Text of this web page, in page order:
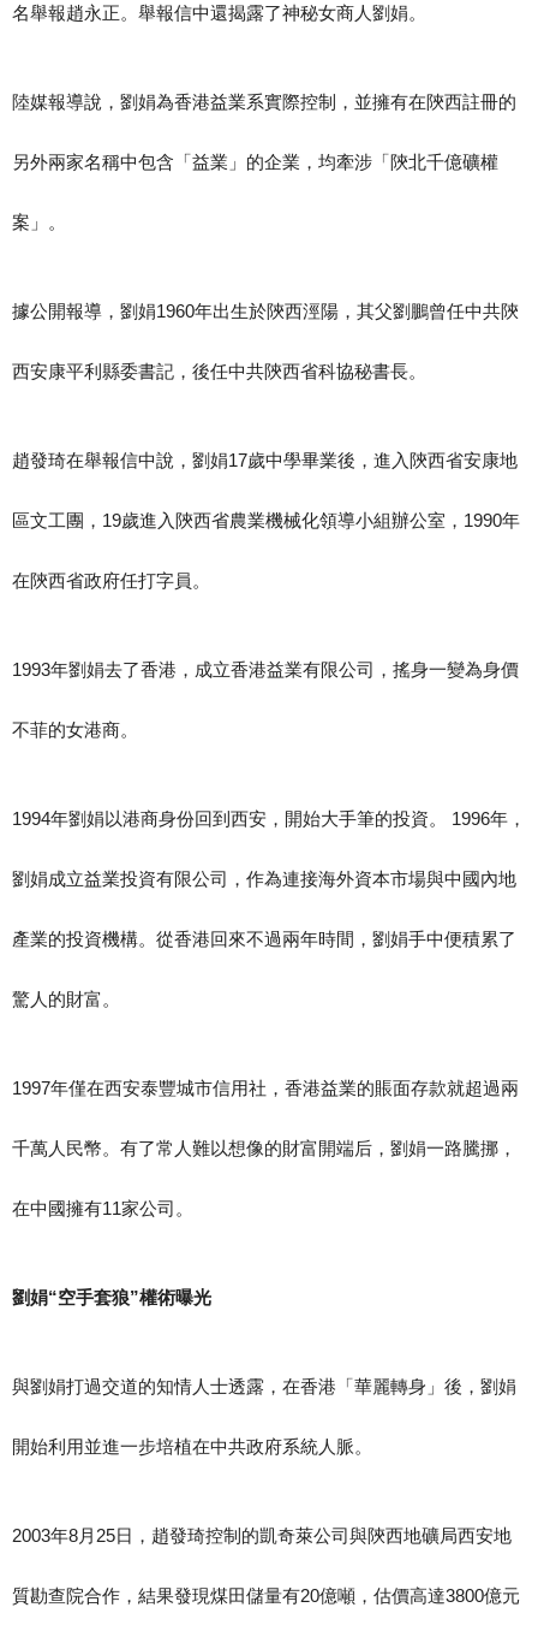
名舉報趙永正。舉報信中還揭露了神秘女商人劉娟。
陸媒報導說，劉娟為香港益業系實際控制，並擁有在陝西註冊的
另外兩家名稱中包含「益業」的企業，均牽涉「陝北千億礦權
案」。
據公開報導，劉娟1960年出生於陝西涇陽，其父劉鵬曾任中共陝
西安康平利縣委書記，後任中共陝西省科協秘書長。
趙發琦在舉報信中說，劉娟17歲中學畢業後，進入陝西省安康地
區文工團，19歲進入陝西省農業機械化領導小組辦公室，1990年
在陝西省政府任打字員。
1993年劉娟去了香港，成立香港益業有限公司，搖身一變為身價
不菲的女港商。
1994年劉娟以港商身份回到西安，開始大手筆的投資。 1996年，
劉娟成立益業投資有限公司，作為連接海外資本市場與中國內地
產業的投資機構。從香港回來不過兩年時間，劉娟手中便積累了
驚人的財富。
1997年僅在西安泰豐城市信用社，香港益業的賬面存款就超過兩
千萬人民幣。有了常人難以想像的財富開端后，劉娟一路騰挪，
在中國擁有11家公司。
劉娟“空手套狼”權術曝光
與劉娟打過交道的知情人士透露，在香港「華麗轉身」後，劉娟
開始利用並進一步培植在中共政府系統人脈。
2003年8月25日，趙發琦控制的凱奇萊公司與陝西地礦局西安地
質勘查院合作，結果發現煤田儲量有20億噸，估價高達3800億元